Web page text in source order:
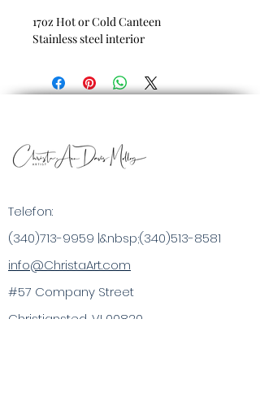
17oz Hot or Cold Canteen
Stainless steel interior
Telefon:
(340)713-9959 |&nbsp;(340)513-8581
info@ChristaArt.com
#57 Company Street
Christiansted, VI 00820